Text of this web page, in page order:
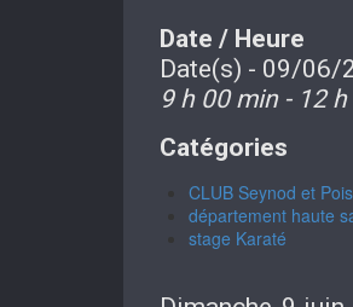
Date / Heure
Date(s) - 09/06/
9 h 00 min - 12
Catégories
CLUB Seynod et
département haute
stage Karaté